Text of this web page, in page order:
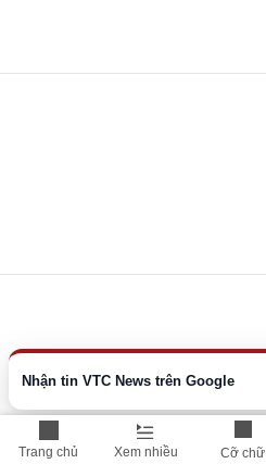
Trang chủ Xem nhiều Cỡ chữ
Nhận tin VTC News trên Google